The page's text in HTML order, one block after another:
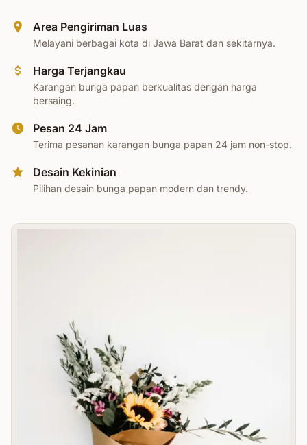
Area Pengiriman Luas
Melayani berbagai kota di Jawa Barat dan sekitarnya.
Harga Terjangkau
Karangan bunga papan berkualitas dengan harga
bersaing.
Pesan 24 Jam
Terima pesanan karangan bunga papan 24 jam non-stop.
Desain Kekinian
Pilihan desain bunga papan modern dan trendy.